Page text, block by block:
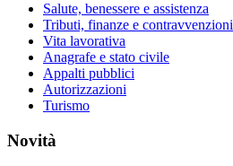
Salute, benessere e assistenza
Tributi, finanze e contravvenzioni
Vita lavorativa
Anagrafe e stato civile
Appalti pubblici
Autorizzazioni
Turismo
Novità